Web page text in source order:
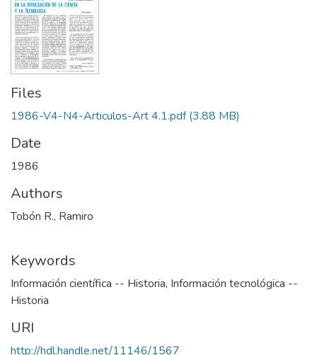
Files
1986-V4-N4-Articulos-Art 4.1.pdf(3.88 MB)
Date
1986
Authors
Tobón R., Ramiro
Keywords
Información científica -- Historia, Información tecnológica --
Historia
URI
http://hdl.handle.net/11146/1567